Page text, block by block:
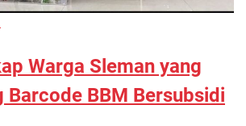
Warga Sleman yang
Barcode BBM Bersubsidi